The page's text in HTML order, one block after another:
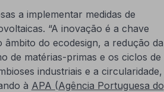
a implementar medidas de
“A inovação é a chave
do ecodesign, a redução da
de matérias-primas e os ciclos de
industriais e a circularidade,
à APA (Agência Portuguesa do